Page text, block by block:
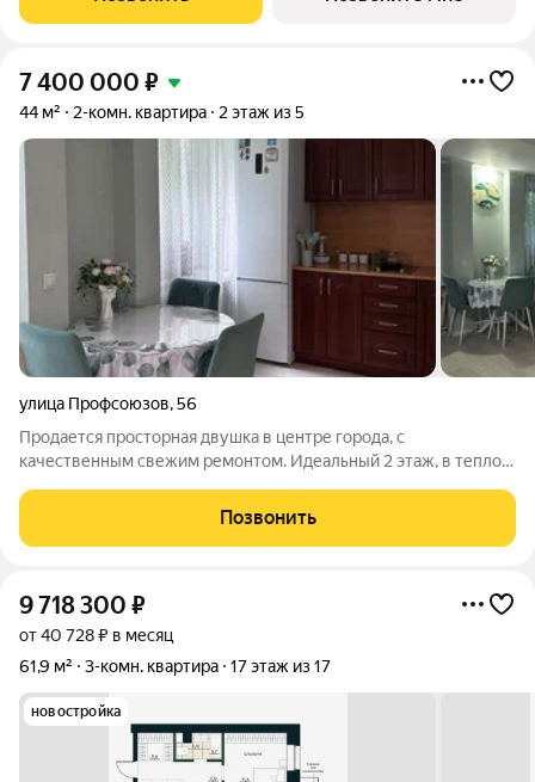
7 400 000 ₽
44 м² 2-комн. квартира 2 этаж из 5
улица Профсоюзов,56
Продается просторная двушка в центре города, с
качественным свежим ремонтом. Идеальный 2 этаж, в теплом
административное здание и деревья. За счет в чего в квартире
нет шума с улицы, тишина и покой.
Позвонить
9 718 300 ₽
от 40 728 ₽ в месяц
61,9 м²
3-комн. квартира 17 этаж из 17
новостройка